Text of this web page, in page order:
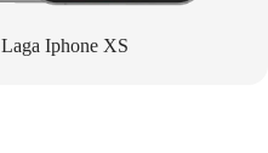
Laga Iphone XS